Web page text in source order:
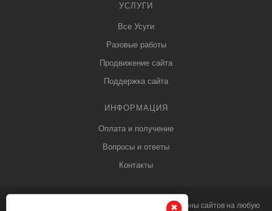
УСЛУГИ
Все Усуги
Разовые работы
Продвижение сайта
Поддержка сайта
ИНФОРМАЦИЯ
Оплата и получение
Вопросы и ответы
Контакты
tpls.ru профессиональныешаблоны сайтов на любую
✖
✖